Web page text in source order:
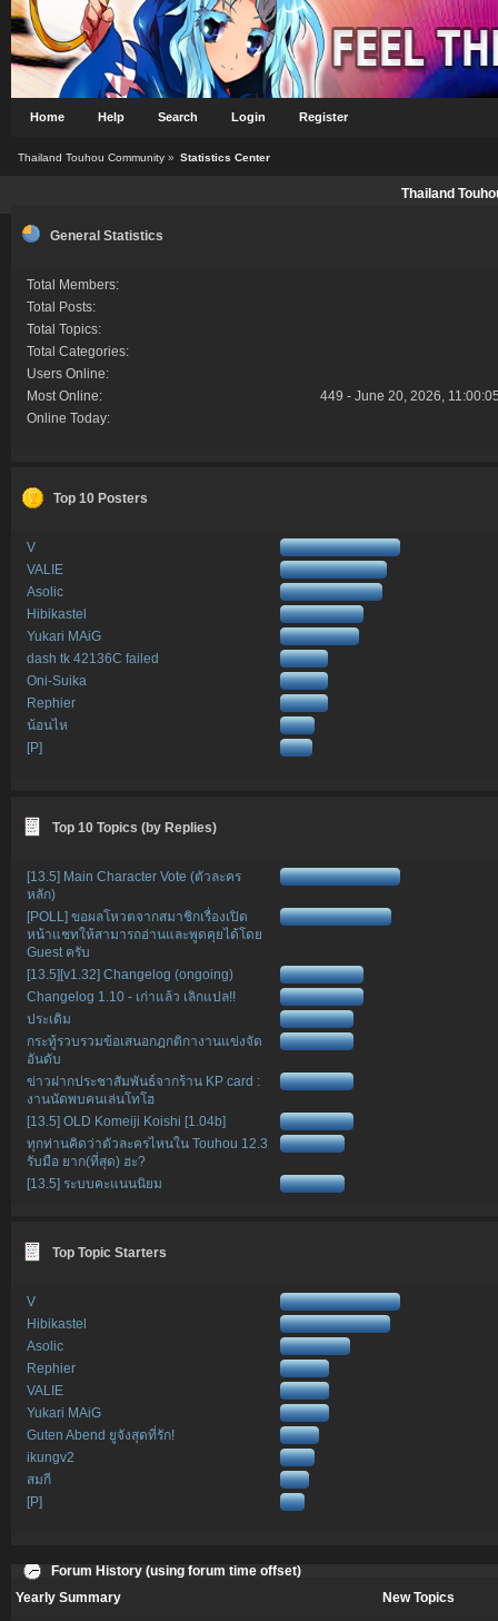
Home Help Search Login Register
Thailand Touhou Community» Statistics Center
Thailand
General Statistics
Total Members:
Total Posts:
Total Topics:
Total Categories:
Users Online:
Most Online:
449 - June 20, 2026,
Online Today:
Top 10 Posters
V
VALIE
Asolic
Hibikastel
Yukari MAiG
dash tk 42136C failed
Oni-Suika
Rephier
น้อนไห
[P]
Top 10 Topics (by Replies)
[13.5] Main Character Vote (ตัวละคร
หลัก)
[POLL] ขอผลโหวตจากสมาชิกเรื่องเปิด
หน้าแชทให้สามารถอ่านและพูดคุยได้โดย
Guest ครับ
[13.5][v1.32] Changelog (ongoing)
Changelog 1.10 - เก่าแล้ว เลิกแปล!!
ประเดิม
กระทู้รวบรวมข้อเสนอกฎกติกางานแข่งจัด
อันดับ
ข่าวฝากประชาสัมพันธ์จากร้าน KP card :
งานนัดพบคนเล่นโทโฮ
[13.5] OLD Komeiji Koishi [1.04b]
ทุกท่านคิดว่าตัวละครไหนใน Touhou 12.3
รับมือ ยาก(ที่สุด) ฮะ?
[13.5] ระบบคะแนนนิยม
Top Topic Starters
V
Hibikastel
Asolic
Rephier
VALIE
Yukari MAiG
Guten Abend ยูจังสุดที่รัก!
ikungv2
สมกี
[P]
Forum History (using forum time offset)
Yearly Summary
New Topics